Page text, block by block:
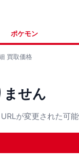
ポケモン
買取価格
せん
が変更された可能